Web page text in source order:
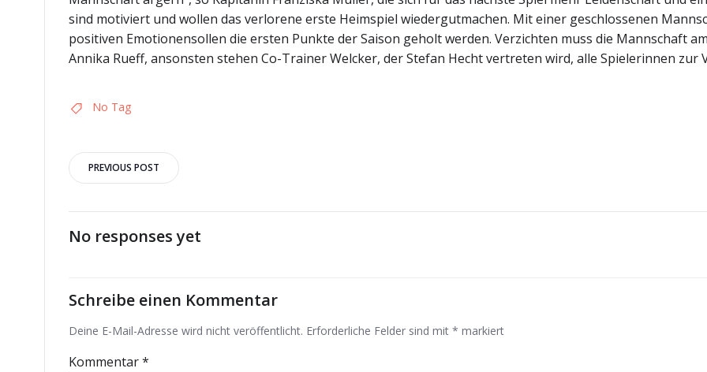
sind motiviert und wollen das verlorene erste Heimspiel wiedergutmachen. Mit einer geschlossenen
positiven Emotionensollen die ersten Punkte der Saison geholt werden. Verzichten muss die Mannschaft
Annika Rueff, ansonsten stehen Co-Trainer Welcker, der Stefan Hecht vertreten wird, alle Spielerinnen zur
No Tag
Post
navigation
PREVIOUS POST
navigation
No responses yet
Schreibe einen Kommentar
Deine E-Mail-Adresse wird nicht veröffentlicht. Erforderliche Felder sind mit * markiert
Kommentar*